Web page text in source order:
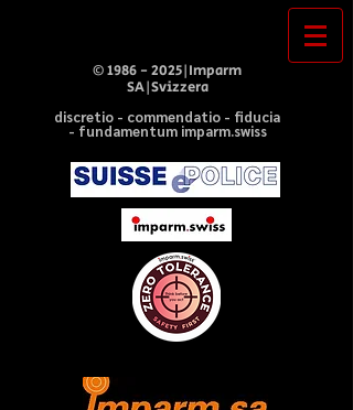
©1986 - 2025|Imparm
SA|Svizzera
discretio - commendatio - fiducia
- fundamentum imparm.swiss